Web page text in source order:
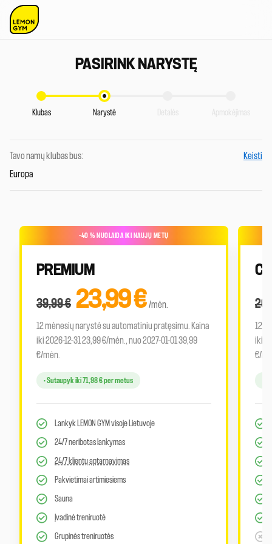
PASIRINK NARYSTĘ
Klubas Narystė Detalės Apmokėjimas
Tavo namų klubas bus:
Europa
Keisti
-40 % NUOLAIDA IKI NAUJŲ METŲ
PREMIUM
39,99€ 23,99€ /mėn.
12 mėnesių narystė su automatiniu pratęsimu. Kaina
iki 2026-12-31 23,99 €/mėn., nuo 2027-01-01 39,99
€/mėn.
• Sutaupyk iki 71,98 € per metus
Lankyk LEMON GYM visoje Lietuvoje
24/7 neribotas lankymas
24/7 klientų aptarnavimas
Pakvietimai artimiesiems
Sauna
Įvadinė treniruotė
Grupinės treniruotės
12
iki
€/